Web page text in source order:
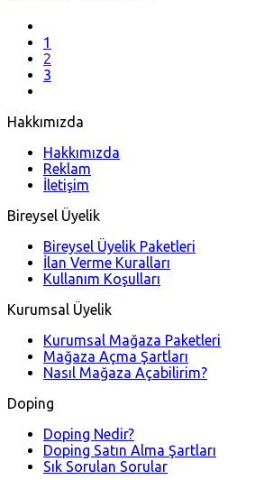
1
2
3
Hakkımızda
Hakkımızda
Reklam
İletişim
Bireysel Üyelik
Bireysel Üyelik Paketleri
İlan Verme Kuralları
Kullanım Koşulları
Kurumsal Üyelik
Kurumsal Mağaza Paketleri
Mağaza Açma Şartları
Nasıl Mağaza Açabilirim?
Doping
Doping Nedir?
Doping Satın Alma Şartları
Sık Sorulan Sorular